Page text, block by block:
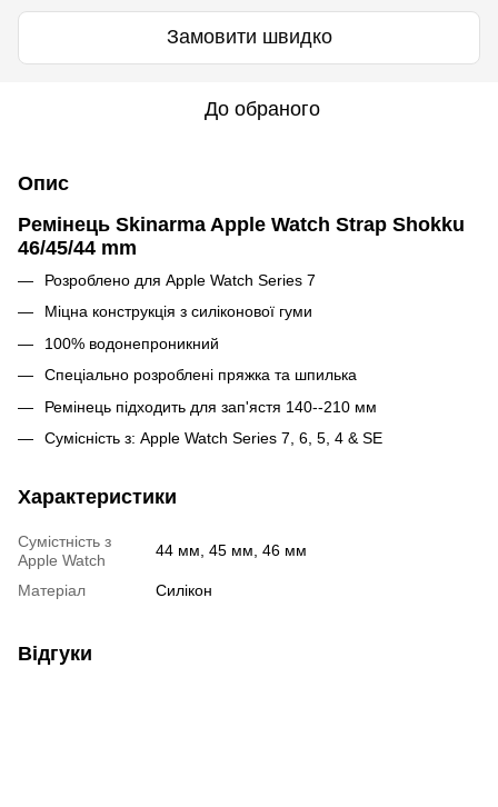
Замовити швидко
До обраного
Опис
Ремінець Skinarma Apple Watch Strap Shokku
46/45/44 mm
Розроблено для Apple Watch Series 7
Міцна конструкція з силіконової гуми
100% водонепроникний
Спеціально розроблені пряжка та шпилька
Ремінець підходить для зап'ястя 140--210 мм
Сумісність з: Apple Watch Series 7, 6, 5, 4 & SE
Характеристики
Сумістність з
Apple Watch
44 мм, 45 мм, 46 мм
Матеріал Силікон
Відгуки